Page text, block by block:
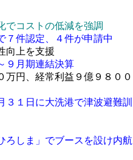
でコストの低減を強調
７件認定、４件が申請中
向上を支援
９月期連結決算
万円、経常利益９億９８００
３１日に大洗港で津波避難訓
ろしま」でブースを設け内航